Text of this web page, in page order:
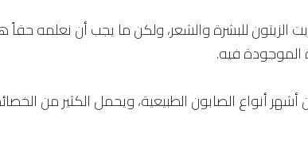
الزيتون للبشرة والشعر، ولكن ما يجب أن نعلمه
الموجودة فيه.
أنواع الصابون الطبيعية، ويحمل الكثير من